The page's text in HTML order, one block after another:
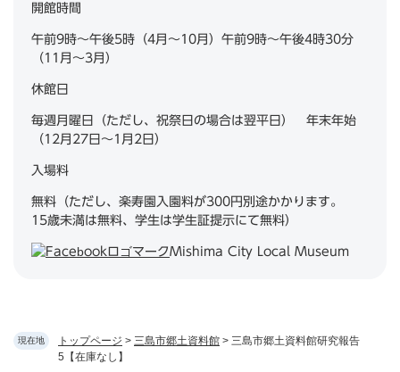
現在地 トップページ > 三島市郷土資料館 > 三島市郷土資料館研究報告
5【在庫なし】
開館時間
午前9時～午後5時（4月～10月）午前9時～午後4時30分
（11月～3月）
休館日
毎週月曜日（ただし、祝祭日の場合は翌平日） 年末年始
（12月27日～1月2日）
入場料
無料（ただし、楽寿園入園料が300円別途かかります。
15歳未満は無料、学生は学生証提示にて無料）
Mishima City Local Museum